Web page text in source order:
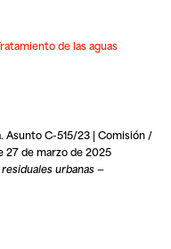
de las aguas
Asunto C-515/23 | Comisión /
27 de marzo de 2025
urbanas —